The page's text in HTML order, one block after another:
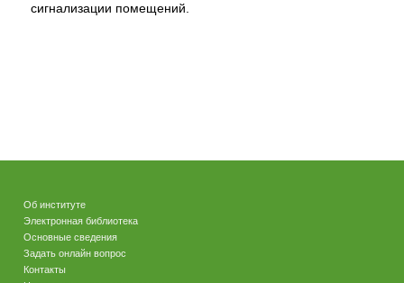
сигнализации помещений.
Об институте
Электронная библиотека
Основные сведения
Задать онлайн вопрос
Контакты